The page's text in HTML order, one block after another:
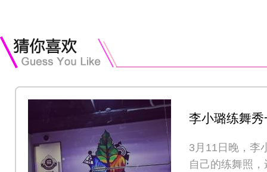
李小璐练舞
3月11日晚，李
自己的练舞照